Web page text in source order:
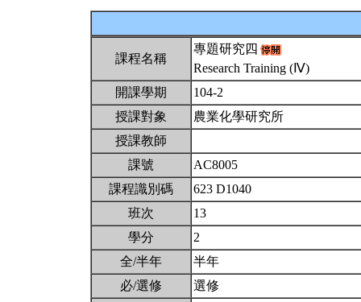
課程名稱
專題研究四
Research Training (Ⅳ)
開課學期
104-2
授課對象
農業化學研究所
授課教師
課號
AC8005
課程識別碼
623 D1040
班次
13
學分
2
全/半年
半年
必/選修
選修